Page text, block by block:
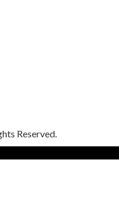
Reserved.